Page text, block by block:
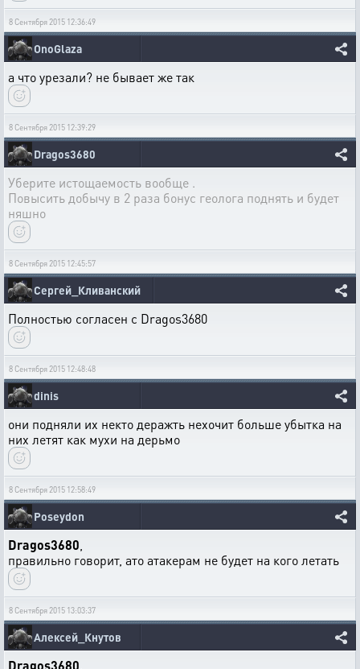
8 Сентября 2015 12:36:49
OnoGlaza
а что урезали? не бывает же так
8 Сентября 2015 12:39:29
Dragos3680
Уберите истощаемость вообще .
Повысить добычу в 2 раза бонус геолога поднять и будет
няшно
8 Сентября 2015 12:45:57
Сергей_Кливанский
Полностью согласен с Dragos3680
8 Сентября 2015 12:48:48
dinis
они подняли их некто деражть нехочит больше убытка на
них летят как мухи на дерьмо
8 Сентября 2015 12:58:49
Poseydon
Dragos3680
правильно говорит, ато атакерам не будет на кого летать
8 Сентября 2015 13:03:37
Алексей_Кнутов
Dragos3680